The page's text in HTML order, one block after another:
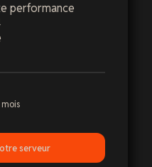
performance
serveur